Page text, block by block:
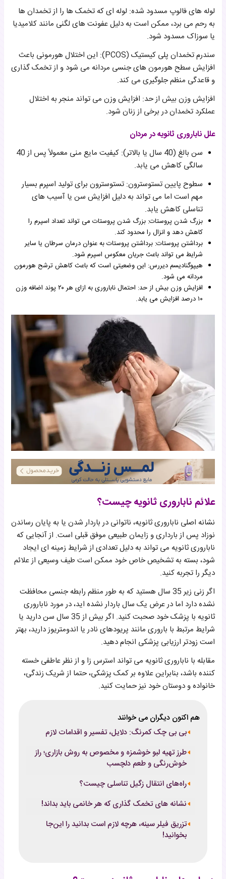
لوله های فالوپ مسدود شده: لوله ای که تخمک ها را از تخمدان ها
به رحم می برد، ممکن است به دلیل عفونت های لگنی مانند کلامیدیا
یا سوزاک مسدود شود.
سندرم تخمدان پلی کیستیک (PCOS): این اختلال هورمونی باعث
افزایش سطح هورمون های جنسی مردانه می شود و از تخمک گذاری
و قاعدگی منظم جلوگیری می کند.
افزایش وزن بیش از حد: افزایش وزن می تواند منجر به اختلال
عملکرد تخمدان در برخی از زنان شود.
علل ناباروری ثانویه در مردان
سن بالغ (40 سال یا بالاتر): کیفیت مایع منی معمولاً پس از 40
سالگی کاهش می یابد.
سطوح پایین تستوسترون: تستوسترون برای تولید اسپرم بسیار
مهم است اما می تواند به دلیل افزایش سن یا آسیب های
تناسلی کاهش یابد.
بزرگ شدن پروستات: بزرگ شدن پروستات می تواند تعداد اسپرم را
کاهش دهد و انزال را محدود کند.
برداشتن پروستات: برداشتن پروستات به عنوان درمان سرطان یا سایر
شرایط می تواند باعث جریان معکوس اسپرم شود.
هیپوگنادیسم دیررس: این وضعیتی است که باعث کاهش ترشح هورمون
مردانه می شود.
افزایش وزن بیش از حد: احتمال ناباروری به ازای هر ۲۰ پوند اضافه وزن
۱۰ درصد افزایش می یابد.
علائم ناباروری ثانویه چیست؟
نشانه اصلی ناباروری ثانویه، ناتوانی در باردار شدن یا به پایان رساندن
نوزاد پس از بارداری و زایمان طبیعی موفق قبلی است. از آنجایی که
ناباروری ثانویه می تواند به دلیل تعدادی از شرایط زمینه ای ایجاد
شود، بسته به تشخیص خاص خود ممکن است طیف وسیعی از علائم
دیگر را تجربه کنید.
اگر زنی زیر 35 سال هستید که به طور منظم رابطه جنسی محافظت
نشده دارد اما در عرض یک سال باردار نشده اید، در مورد ناباروری
ثانویه با پزشک خود صحبت کنید. اگر بیش از 35 سال سن دارید یا
شرایط مرتبط با باروری مانند پریودهای نادر یا اندومتریوز دارید، بهتر
است زودتر ارزیابی پزشکی انجام دهید.
مقابله با ناباروری ثانویه می تواند استرس زا و از نظر عاطفی خسته
کننده باشد، بنابراین علاوه بر کمک پزشکی، حتما از شریک زندگی،
خانواده و دوستان خود نیز حمایت کنید.
هم اکنون دیگران می خوانند
بی بی چک کمرنگ: دلایل، تفسیر و اقدامات لازم
طرز تهیه لبو خوشمزه و مخصوص به روش بازاری؛ راز
خوش‌رنگی و طعم دلچسب
راه‌های انتقال زگیل تناسلی چیست؟
نشانه های تخمک گذاری که هر خانمی باید بداند!
تزریق فیلر سینه، هرچه لازم است بدانید را این‌جا
بخوانید!